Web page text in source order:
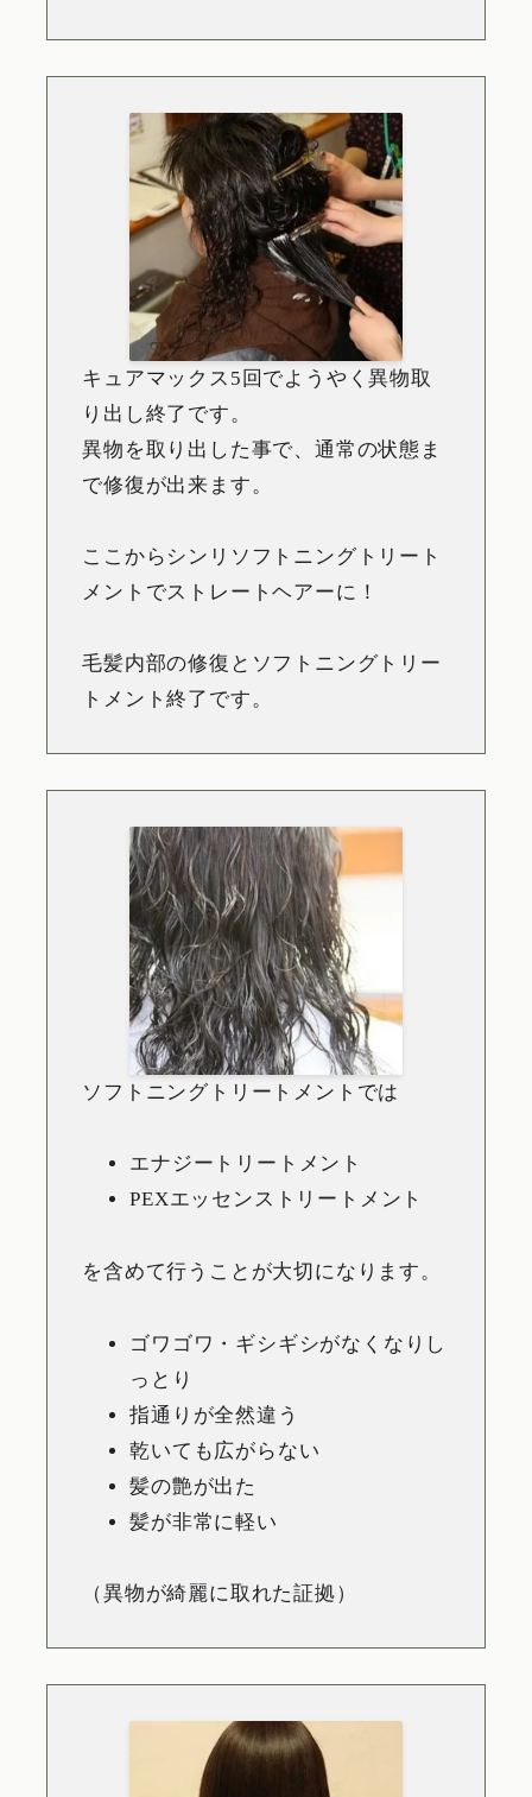
キュアマックス5回でようやく異物取
り出し終了です。
異物を取り出した事で、通常の状態ま
で修復が出来ます。
ここからシンリソフトニングトリート
メントでストレートヘアーに！
毛髪内部の修復とソフトニングトリー
トメント終了です。
ソフトニングトリートメントでは
エナジートリートメント
PEXエッセンストリートメント
を含めて行うことが大切になります。
ゴワゴワ・ギシギシがなくなりし
っとり
指通りが全然違う
乾いても広がらない
髪の艶が出た
髪が非常に軽い
（異物が綺麗に取れた証拠）